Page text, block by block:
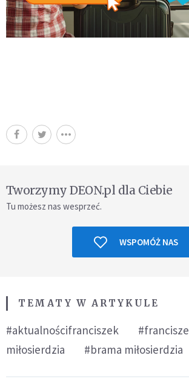
Tworzymy DEON.pl dla Ciebie
Tu możesz nas wesprzeć.
WSPOMÓŻ NAS
TEMATY W ARTYKULE
#aktualnościfranciszek
miłosierdzia
#brama miłosierdzia